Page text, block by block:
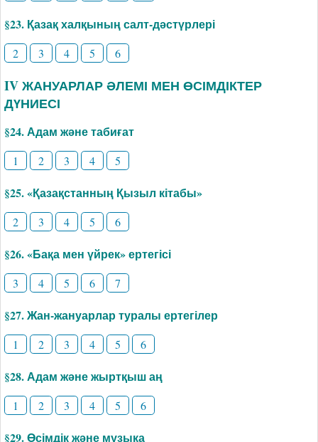
§23. Қазақ халқының салт-дәстүрлері
2 3 4 5 6
IV ЖАНУАРЛАР ӘЛЕМІ МЕН ӨСІМДІКТЕР
ДҮНИЕСІ
§24. Адам және табиғат
1 2 3 4 5
§25. «Қазақстанның Қызыл кітабы»
2 3 4 5 6
§26. «Бақа мен үйрек» ертегісі
3 4 5 6 7
§27. Жан-жануарлар туралы ертегілер
1 2 3 4 5 6
§28. Адам және жыртқыш аң
1 2 3 4 5 6
§29. Өсімдік және музыка